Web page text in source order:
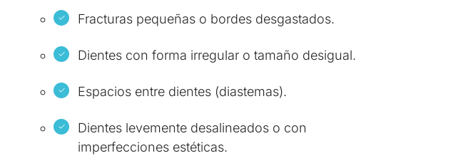
Fracturas pequeñas o bordes desgastados.
Dientes con forma irregular o tamaño desigual.
Espacios entre dientes (diastemas).
Dientes levemente desalineados o con
imperfecciones estéticas.